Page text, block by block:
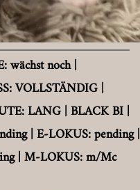
wächst noch |
VOLLSTÄNDIG |
LANG | BLACK BI |
| E-LOKUS: pending |
| M-LOKUS: m/Mc